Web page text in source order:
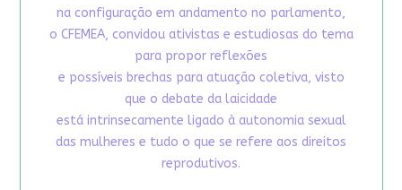
na configuração em andamento no parlamento,
o CFEMEA, convidou ativistas e estudiosas do tema
para propor reflexões
e possíveis brechas para atuação coletiva, visto
que o debate da laicidade
está intrinsecamente ligado à autonomia sexual
das mulheres e tudo o que se refere aos direitos
reprodutivos.